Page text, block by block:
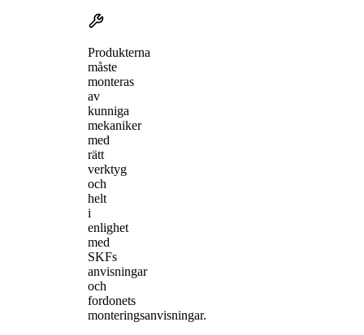
Produkterna
måste
monteras
av
kunniga
mekaniker
med
rätt
verktyg
och
helt
i
enlighet
med
SKFs
anvisningar
och
fordonets
monteringsanvisningar.